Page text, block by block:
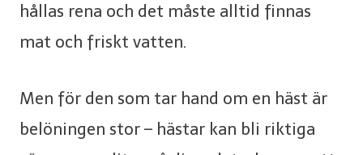
hållas rena och det måste alltid finnas
mat och friskt vatten.
Men för den som tar hand om en häst är
belöningen stor – hästar kan bli riktiga